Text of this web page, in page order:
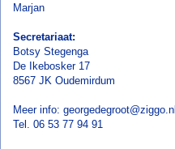
Marjan
Secretariaat:
Botsy Stegenga
De Ikebosker 17
8567 JK Oudemirdum
Meer info: georgedegroot@ziggo.nl
Tel. 06 53 77 94 91